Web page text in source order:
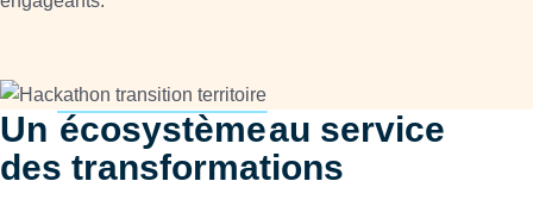
Un écosystèmeau service
des transformations